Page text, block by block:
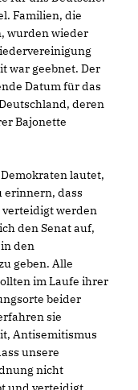
Familien, die
wurden wieder
war geebnet. Der
Datum für das
deren
Bajonette
lautet,
erinnern, dass
verteidigt werden
den Senat auf,
den
geben. Alle
im Laufe ihrer
beider
sie
Antisemitismus
unsere
nicht